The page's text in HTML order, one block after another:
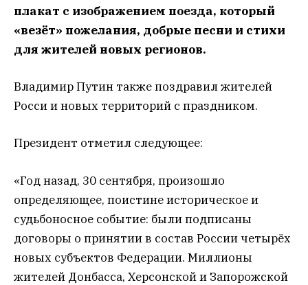
плакат с изображением поезда, который
«везёт» пожелания, добрые песни и стихи
для жителей новых регионов.
Владимир Путин также поздравил жителей
Росси и новых территорий с праздником.
Президент отметил следующее:
«Год назад, 30 сентября, произошло
определяющее, поистине историческое и
судьбоносное событие: были подписаны
договоры о принятии в состав России четырёх
новых субъектов Федерации. Миллионы
жителей Донбасса, Херсонской и Запорожской